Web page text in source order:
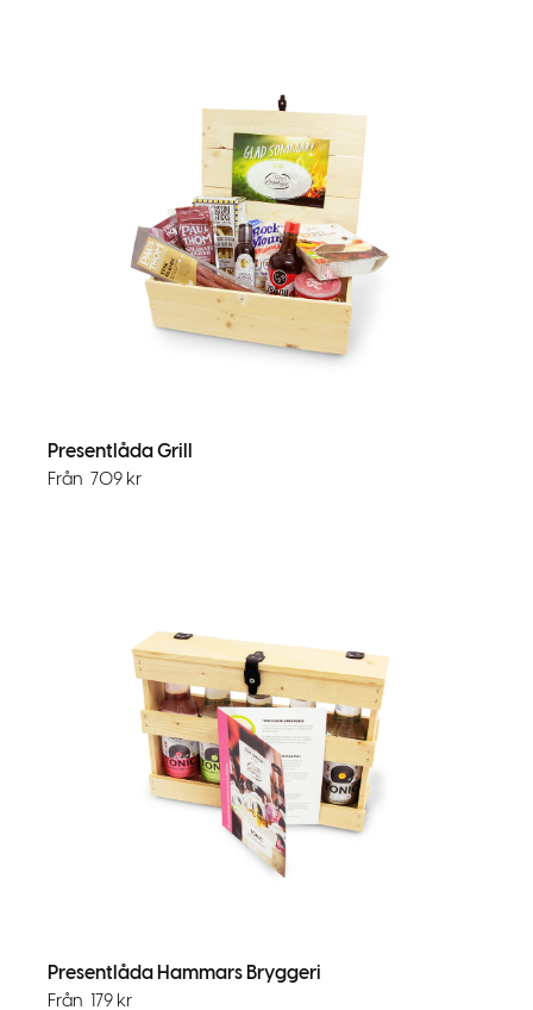
Presentlåda Grill
Från 709 kr
Presentlåda Hammars Bryggeri
Från 179 kr